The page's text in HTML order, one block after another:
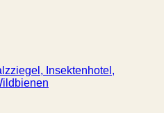
Insektenhotel,